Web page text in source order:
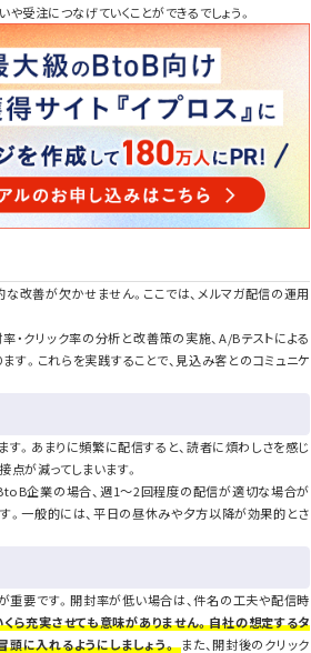
受注につなげていくことができるでしょう。
改善が欠かせません。ここでは、メルマガ配信の運用
クリック率の分析と改善策の実施、A/Bテストによる
す。これらを実践することで、見込み客とのコミュニケ
。あまりに頻繁に配信すると、読者に煩わしさを感じ
が減ってしまいます。
企業の場合、週1～2回程度の配信が適切な場合が
。一般的には、平日の昼休みや夕方以降が効果的とさ
重要です。開封率が低い場合は、件名の工夫や配信時
ら充実させても意味がありません。自社の想定するタ
頭に入れるようにしましょう。また、開封後のクリック